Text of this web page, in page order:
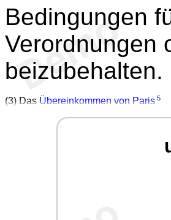
Bedingungen
Verordnungen
beizubehalten.
(3) Das Übereinkommen von Paris 5